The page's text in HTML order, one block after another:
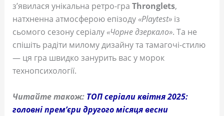
з’явилася унікальна ретро-гра Thronglets,
натхненна атмосферою епізоду «Playtest»із
сьомого сезону серіалу «Чорне дзеркало». Та не
спішіть радіти милому дизайну та тамагочі-стилю
— ця гра швидко занурить вас у морок
технопсихології.
Читайте також: ТОП серіали квітня 2025:
головні прем’єри другого місяця весни